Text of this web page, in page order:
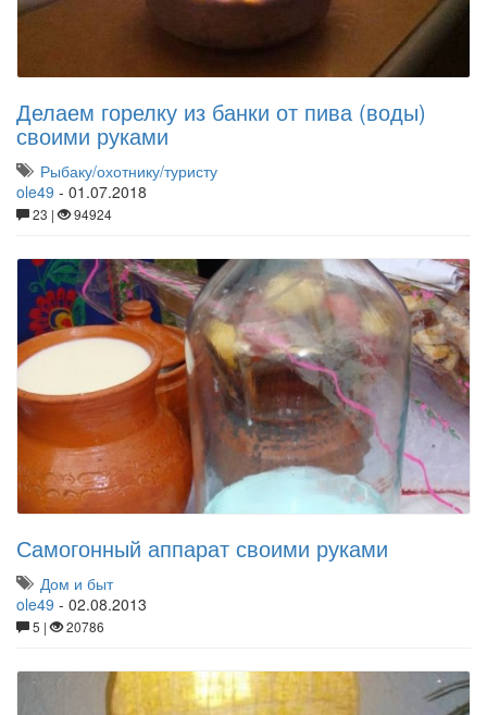
Делаем горелку из банки от пива (воды)
своими руками
Рыбаку/охотнику/туристу
ole49 - 01.07.2018
23 | 94924
Самогонный аппарат своими руками
Дом и быт
ole49 - 02.08.2013
5 | 20786